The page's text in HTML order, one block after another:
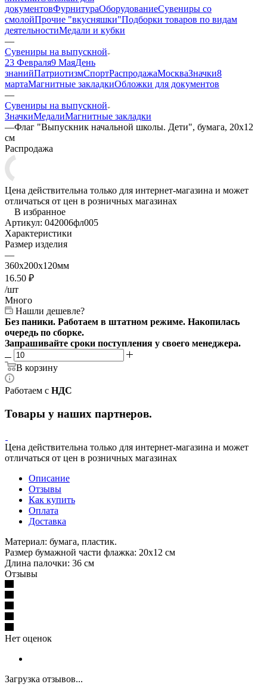
документовФурнитураОборудованиеСувениры со
смолойПрочие "вкусняшки"Подборки товаров по видам
деятельностиМедали и кубки
—
Сувениры на выпускной
23 Февраля9 МаяДень
знанийПатриотизмСпортРаспродажаМоскваЗначки8
мартаМагнитные закладкиОбложки для документов
—
Сувениры на выпускной
ЗначкиМедалиМагнитные закладки
—Флаг "Выпускник начальной школы. Дети", бумага, 20х12
см
Распродажа
Цена действительна только для интернет-магазина и может
отличаться от цен в розничных магазинах
В избранное
Артикул: 042006фл005
Характеристики
Размер изделия
—
360х200х120мм
16.50 ₽
/шт
Много
Нашли дешевле?
Без паники. Работаем в штатном режиме. Накопилась
очередь по сборке.
Запрашивайте сроки поступления у своего менеджера.
В корзину
Работаем с НДС
Товары у наших партнеров.
Цена действительна только для интернет-магазина и может
отличаться от цен в розничных магазинах
Описание
Отзывы
Как купить
Оплата
Доставка
Материал: бумага, пластик.
Размер бумажной части флажка: 20х12 см
Длина палочки: 36 см
Отзывы
Нет оценок
Загрузка отзывов...